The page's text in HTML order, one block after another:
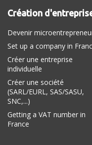
Création
Devenir
Set up a company in
Créer une entreprise
individuelle
Créer une société
(SARL/EURL, SAS/SASU,
SNC,...)
Getting a VAT number in
France